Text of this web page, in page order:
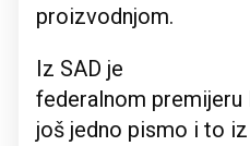
proizvodnjom.
Iz SAD je
federalnom
još jedno pismo i to